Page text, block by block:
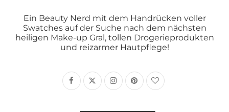
Ein Beauty Nerd mit dem Handrücken voller
Swatches auf der Suche nach dem nächsten
heiligen Make-up Gral, tollen Drogerieprodukten
und reizarmer Hautpflege!